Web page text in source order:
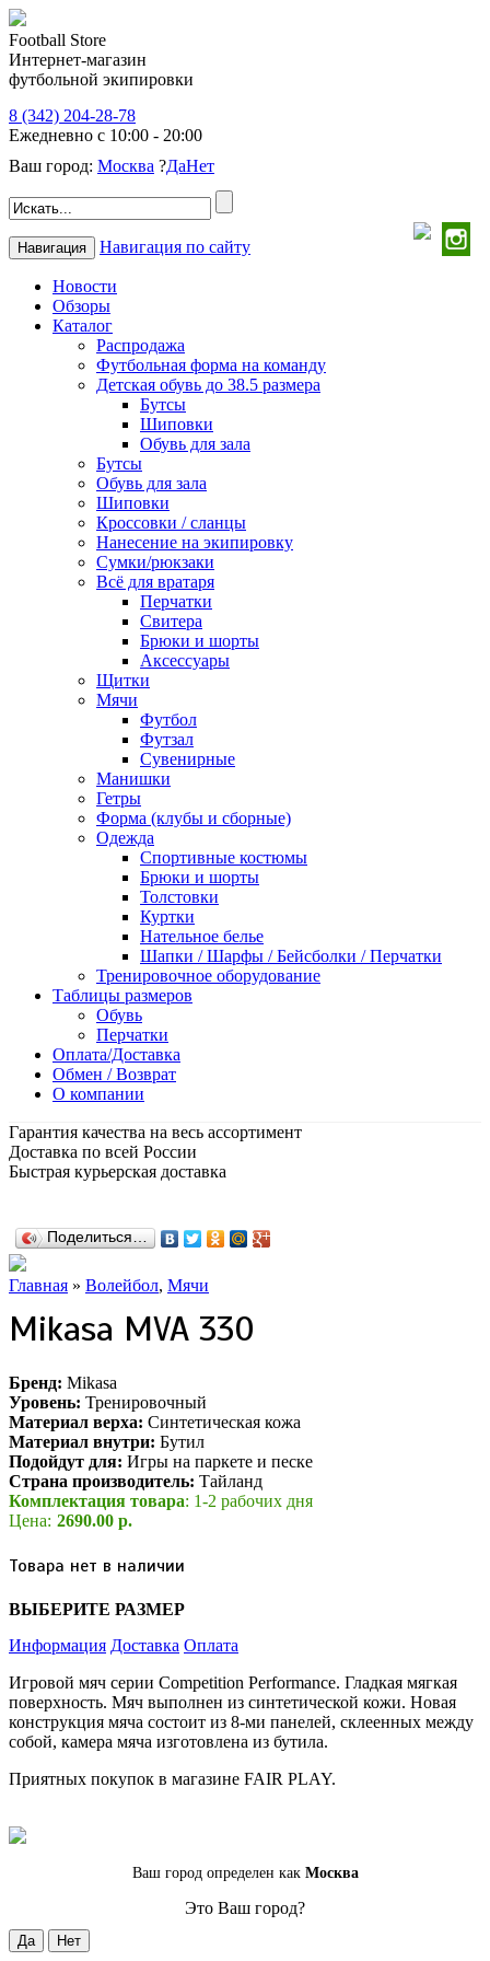
Football Store
Интернет-магазин
футбольной экипировки
8 (342) 204-28-78
Ежедневно с 10:00 - 20:00
Ваш город: Москва ?ДаНет
Навигация Навигация по сайту
Новости
Обзоры
Каталог
Распродажа
Футбольная форма на команду
Детская обувь до 38.5 размера
Бутсы
Шиповки
Обувь для зала
Бутсы
Обувь для зала
Шиповки
Кроссовки / сланцы
Нанесение на экипировку
Сумки/рюкзаки
Всё для вратаря
Перчатки
Cвитера
Брюки и шорты
Аксессуары
Щитки
Мячи
Футбол
Футзал
Сувенирные
Манишки
Гетры
Форма (клубы и сборные)
Одежда
Спортивные костюмы
Брюки и шорты
Толстовки
Куртки
Нательное белье
Шапки / Шарфы / Бейсболки / Перчатки
Тренировочное оборудование
Таблицы размеров
Обувь
Перчатки
Оплата/Доставка
Обмен / Возврат
О компании
Гарантия качества на весь ассортимент
Доставка по всей России
Быстрая курьерская доставка
Поделиться…
Главная » Волейбол, Мячи
Mikasa MVA 330
Бренд: Mikasa
Уровень: Тренировочный
Материал верха: Синтетическая кожа
Материал внутри: Бутил
Подойдут для: Игры на паркете и песке
Страна производитель: Тайланд
Комплектация товара: 1-2 рабочих дня
Цена: 2690.00 р.
Товара нет в наличии
ВЫБЕРИТЕ РАЗМЕР
Информация Доставка Оплата
Игровой мяч серии Competition Performance. Гладкая мягкая
поверхность. Мяч выполнен из синтетической кожи. Новая
конструкция мяча состоит из 8-ми панелей, склеенных между
собой, камера мяча изготовлена из бутила.
Приятных покупок в магазине FAIR PLAY.
Ваш город определен как Москва
Это Ваш город?
Да Нет